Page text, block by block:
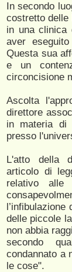
In secondo
costretto delle
in una clinica
aver
Questa sua
e un
circoncisione
Ascolta
direttore
in materia di
presso
L'atto della
articolo di
relativo alle
delle piccole
non abbia
secondo
condannato a
le cose".